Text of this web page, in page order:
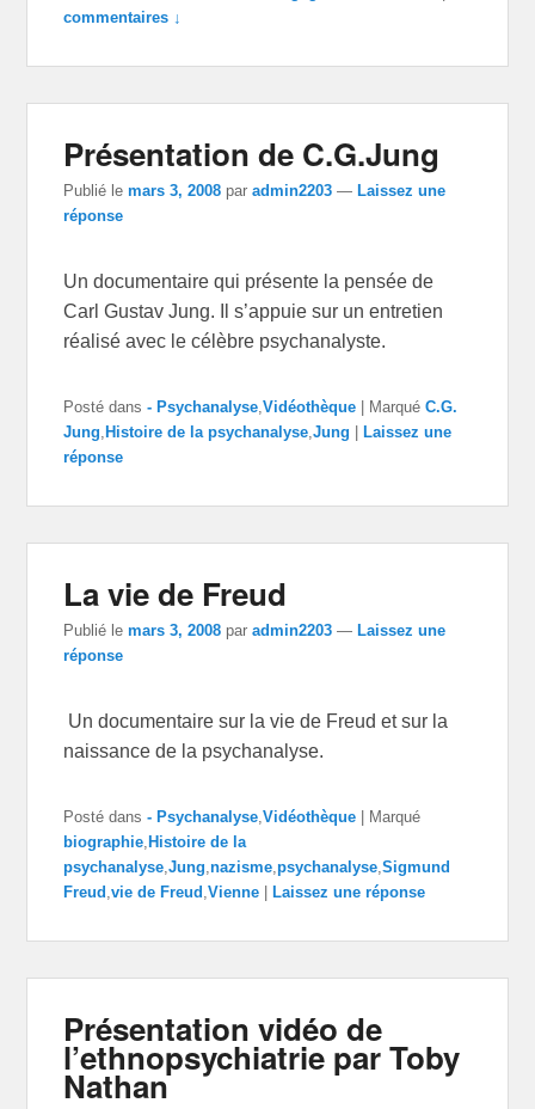
commentaires ↓
Présentation de C.G.Jung
Publié lemars 3, 2008 paradmin2203 — Laissez une
réponse
Un documentaire qui présente la pensée de
Carl Gustav Jung. Il s’appuie sur un entretien
réalisé avec le célèbre psychanalyste.
Posté dans - Psychanalyse ,Vidéothèque Marqué C.G.
Jung Histoire de la psychanalyse ,Jung
Laissez une
réponse
La vie de Freud
Publié lemars 3, 2008 paradmin2203 —Laissez une
réponse
Un documentaire sur la vie de Freud et sur la
naissance de la psychanalyse.
Posté dans - Psychanalyse ,Vidéothèque | Marqué
biographie ,Histoire de la
psychanalyse ,Jung ,nazisme ,psychanalyse ,Sigmund
Freud ,vie de Freud ,Vienne |Laissez une réponse
Présentation vidéo de
l’ethnopsychiatrie par Toby
Nathan